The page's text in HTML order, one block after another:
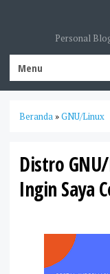
Personal
Beranda»GNU/Linux
Distro
Ingin Saya